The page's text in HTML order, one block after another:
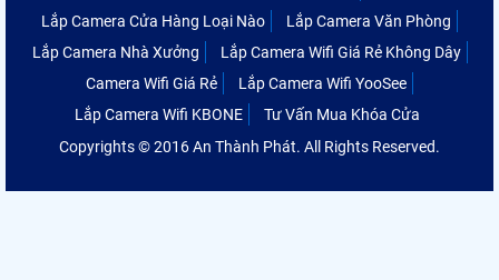
Lắp Camera Cửa Hàng Loại Nào
Lắp Camera Văn Phòng
Lắp Camera Nhà Xưởng
Lắp Camera Wifi Giá Rẻ Không Dây
Camera Wifi Giá Rẻ
Lắp Camera Wifi YooSee
Lắp Camera Wifi KBONE
Tư Vấn Mua Khóa Cửa
Copyrights © 2016 An Thành Phát. All Rights Reserved.